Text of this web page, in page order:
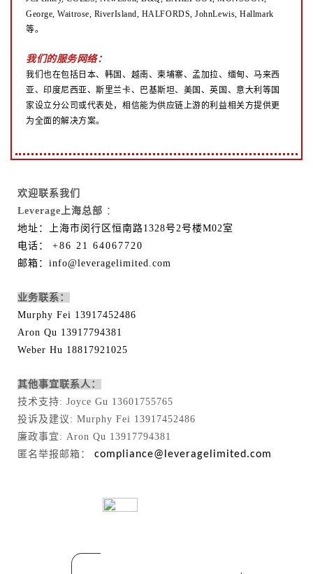
George, Waitrose, RiverIsland, HALFORDS, JohnLewis, Hallmark
等。
我们的服务网络：
我们也在包括日本、韩国、越南、柬埔寨、孟加拉、缅甸、马来西
亚、印度尼西亚、斯里兰卡、巴基斯坦、美国、英国、意大利等国
家设立分公司或代表处，相信能为供应链上游的利益相关方提供更
为全面的解决方案。
欢迎联系我们
Leverage上海总部 ：
地址：上海市闵行区恒南路1328号2号楼M02室
电话： +86 21 64067720
邮箱：info@leveragelimited.com
业务联系：
Murphy Fei 13917452486
Aron Qu 13917794381
Weber Hu 18817921025
其他事宜联系人：
技术支持: Joyce Gu 13601755765
投诉及建议: Murphy Fei 13917452486
廉政事宜: Aron Qu 13917794381
匿名举报邮箱： compliance@leveragelimited.com